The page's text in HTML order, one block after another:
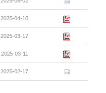
2025-04-10
2025-03-17
2025-03-11
2025-02-17